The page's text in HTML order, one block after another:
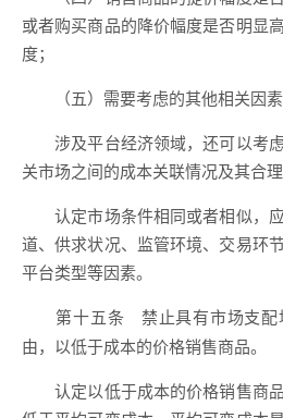
或者购买商品的降价幅度是否明显
度；
（五）需要考虑的其他相关因素
涉及平台经济领域，还可以考
关市场之间的成本关联情况及其合理
认定市场条件相同或者相似，
道、供求状况、监管环境、交易环
平台类型等因素。
第十五条禁止具有市场支
由，以低于成本的价格销售商品。
认定以低于成本的价格销售商